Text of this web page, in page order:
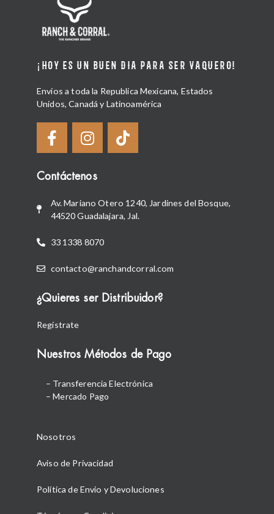
¡HOY ES UN BUEN DIA PARA SER VAQUERO!
Envíos a toda la Republica Mexicana, Estados
Unidos, Canadá y Latinoamérica
Contáctenos
Av. Mariano Otero 1240, Jardines del Bosque,
44520 Guadalajara, Jal.
33 1338 8070
contacto@ranchandcorral.com
¿Quieres ser Distribuidor?
Regístrate
Nuestros Métodos de Pago
– Transferencia Electrónica
– Mercado Pago
Nosotros
Aviso de Privacidad
Política de Envio y Devoluciones